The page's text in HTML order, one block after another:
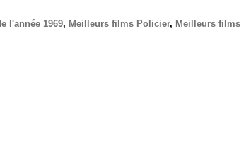
l'année 1969, Meilleurs films Policier, Meilleurs films